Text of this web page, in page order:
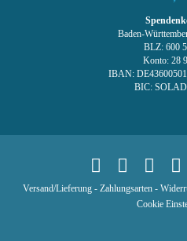
Baden-
BLZ: 600
Konto: 28
IBAN:
BIC:
Versand/Lieferung- Zahlungsarten-
Cookie